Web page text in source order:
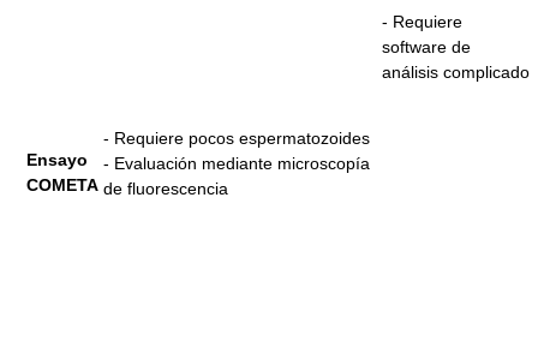
Ensayo
COMETA
- Requiere pocos espermatozoides
- Evaluación mediante microscopía
de fluorescencia
- Requiere
software de
análisis complicado